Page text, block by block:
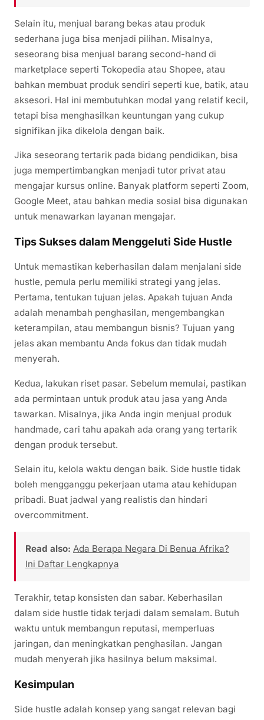
Selain itu, menjual barang bekas atau produk
sederhana juga bisa menjadi pilihan. Misalnya,
seseorang bisa menjual barang second-hand di
marketplace seperti Tokopedia atau Shopee, atau
bahkan membuat produk sendiri seperti kue, batik, atau
aksesori. Hal ini membutuhkan modal yang relatif kecil,
tetapi bisa menghasilkan keuntungan yang cukup
signifikan jika dikelola dengan baik.
Jika seseorang tertarik pada bidang pendidikan, bisa
juga mempertimbangkan menjadi tutor privat atau
mengajar kursus online. Banyak platform seperti Zoom,
Google Meet, atau bahkan media sosial bisa digunakan
untuk menawarkan layanan mengajar.
Tips Sukses dalam Menggeluti Side Hustle
Untuk memastikan keberhasilan dalam menjalani side
hustle, pemula perlu memiliki strategi yang jelas.
Pertama, tentukan tujuan jelas. Apakah tujuan Anda
adalah menambah penghasilan, mengembangkan
keterampilan, atau membangun bisnis? Tujuan yang
jelas akan membantu Anda fokus dan tidak mudah
menyerah.
Kedua, lakukan riset pasar. Sebelum memulai, pastikan
ada permintaan untuk produk atau jasa yang Anda
tawarkan. Misalnya, jika Anda ingin menjual produk
handmade, cari tahu apakah ada orang yang tertarik
dengan produk tersebut.
Selain itu, kelola waktu dengan baik. Side hustle tidak
boleh mengganggu pekerjaan utama atau kehidupan
pribadi. Buat jadwal yang realistis dan hindari
overcommitment.
Read also: Ada Berapa Negara Di Benua Afrika?
Ini Daftar Lengkapnya
Terakhir, tetap konsisten dan sabar. Keberhasilan
dalam side hustle tidak terjadi dalam semalam. Butuh
waktu untuk membangun reputasi, memperluas
jaringan, dan meningkatkan penghasilan. Jangan
mudah menyerah jika hasilnya belum maksimal.
Kesimpulan
Side hustle adalah konsep yang sangat relevan bagi